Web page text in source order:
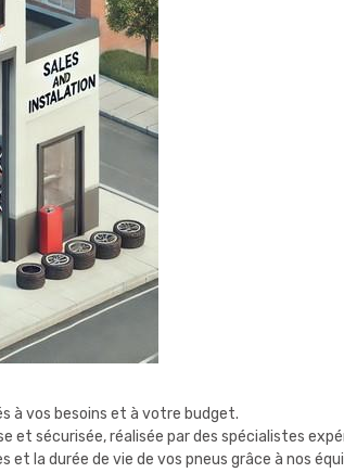
à vos besoins et à votre budget.
et sécurisée, réalisée par des spécialistes
et la durée de vie de vos pneus grâce à nos